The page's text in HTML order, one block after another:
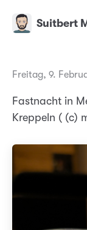
Suitbert
Freitag, 9.
Fastnacht in
Kreppeln ( (c)